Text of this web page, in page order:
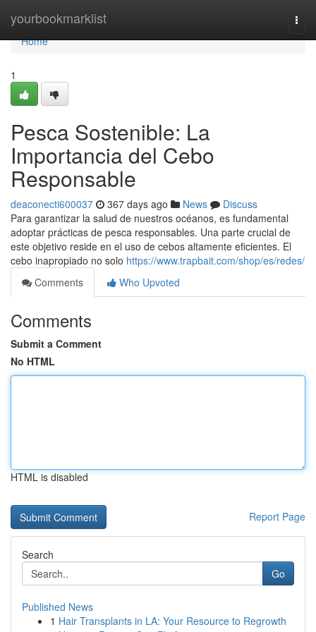
yourbookmarklist
Home
Home
1
Pesca Sostenible: La
Importancia del Cebo
Responsable
deaconecti600037 367 days ago News
Discuss
Para garantizar la salud de nuestros océanos, es fundamental
adoptar prácticas de pesca responsables. Una parte crucial de
este objetivo reside en el uso de cebos altamente eficientes. El
cebo inapropiado no solo https://www.trapbait.com/shop/es/redes/
Comments
Who Upvoted
Comments
Submit a Comment
No HTML
HTML is disabled
Report Page
Search
Go
Published News
1 Hair Transplants in LA: Your Resource to Regrowth